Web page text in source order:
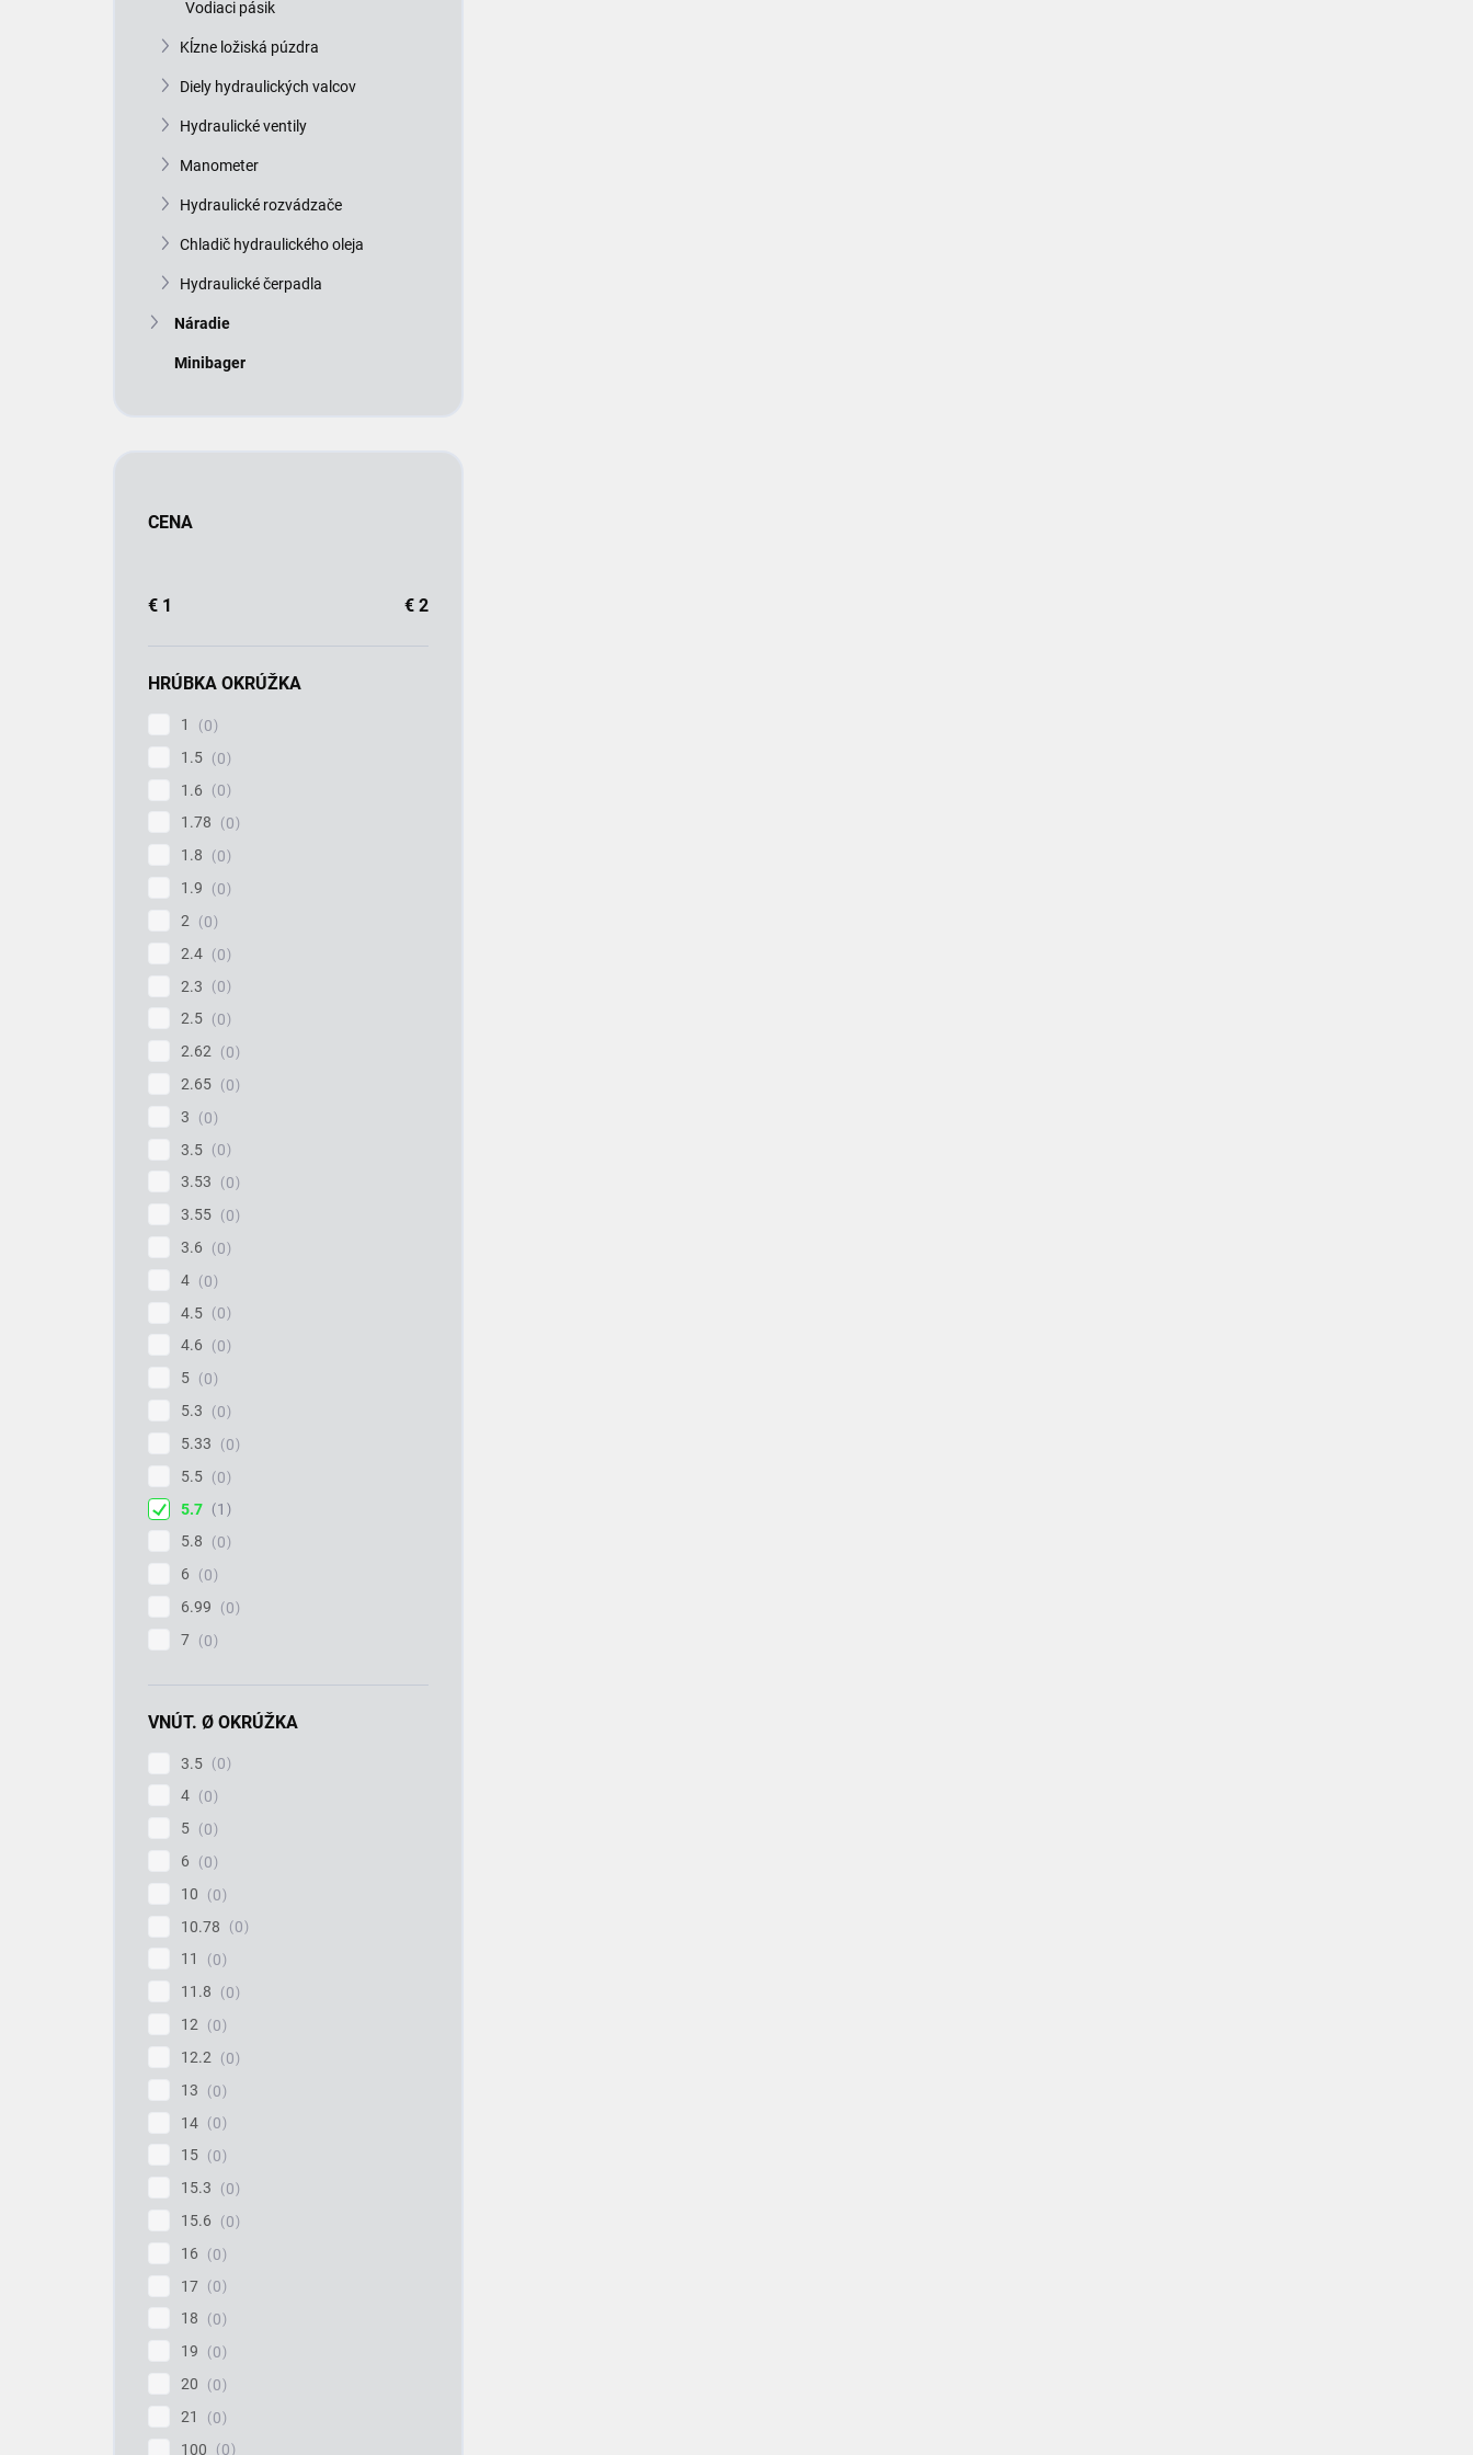
Vodiaci pásik
Kĺzne ložiská púzdra
Diely hydraulických valcov
Hydraulické ventily
Manometer
Hydraulické rozvádzače
Chladič hydraulického oleja
Hydraulické čerpadla
Náradie
Minibager
CENA
€ 1 € 2
HRÚBKA OKRÚŽKA
1
0
1.5
0
1.6
0
1.78
0
1.8
0
1.9
0
2
0
2.4
0
2.3
0
2.5
0
2.62
0
2.65
0
3
0
3.5
0
3.53
0
3.55
0
3.6
0
4
0
4.5
0
4.6
0
5
0
5.3
0
5.33
0
5.5
0
5.7
1
5.8
0
6
0
6.99
0
7
0
VNÚT. Ø OKRÚŽKA
3.5
0
4
0
5
0
6
0
10
0
10.78
0
11
0
11.8
0
12
0
12.2
0
13
0
14
0
15
0
15.3
0
15.6
0
16
0
17
0
18
0
19
0
20
0
21
0
100
0